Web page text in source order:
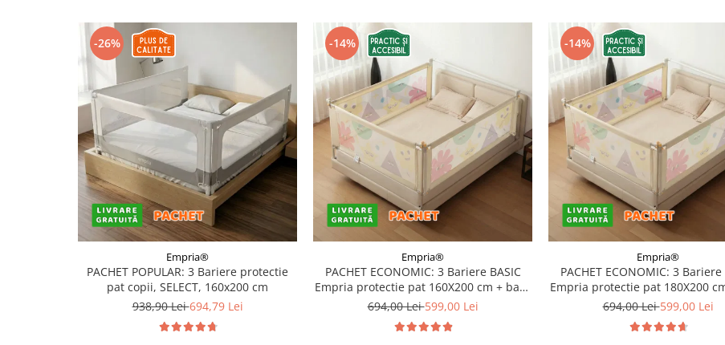
-26%
Empria®
PACHET POPULAR: 3 Bariere protectie
pat copii, SELECT, 160x200 cm
938,90 Lei694,79 Lei
-14%
Empria®
PACHET ECONOMIC: 3 Bariere BASIC
Empria protectie pat 160X200 cm + bara
stabilizatoare
694,00 Lei599,00 Lei
-14%
Empria®
PACHET ECONOMIC: 3 Bariere
Empria protectie pat 180X200
stabilizatoare
694,00 Lei599,00 Lei